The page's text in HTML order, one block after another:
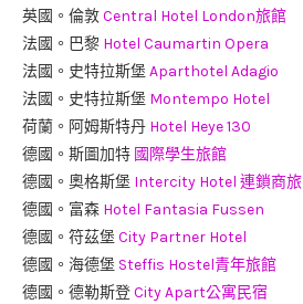
英國。倫敦Central Hotel London旅館
法國。巴黎 Hotel Caumartin Opera
法國。史特拉斯堡 Aparthotel Adagio
法國。史特拉斯堡 Montempo Hotel
荷蘭。阿姆斯特丹 Hotel Heye 130
德國。斯圖加特 國際學生旅館
德國。奧格斯堡 Intercity Hotel 連鎖商旅
德國。富森 Hotel Fantasia Fussen
德國。符茲堡 City Partner Hotel
德國。海德堡 Steffis Hostel青年旅館
德國。德勒斯登City Apart公寓民宿